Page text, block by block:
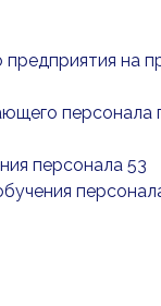
на
персонала
персонала 53